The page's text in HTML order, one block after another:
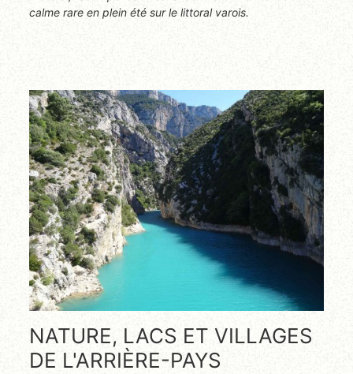
calme rare en plein été sur le littoral varois.
NATURE, LACS ET VILLAGES
DE L'ARRIÈRE-PAYS